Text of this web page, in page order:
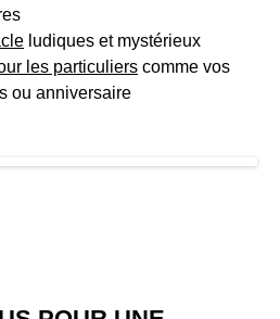
ludiques et mystérieux
les particuliers comme vos
ou anniversaire